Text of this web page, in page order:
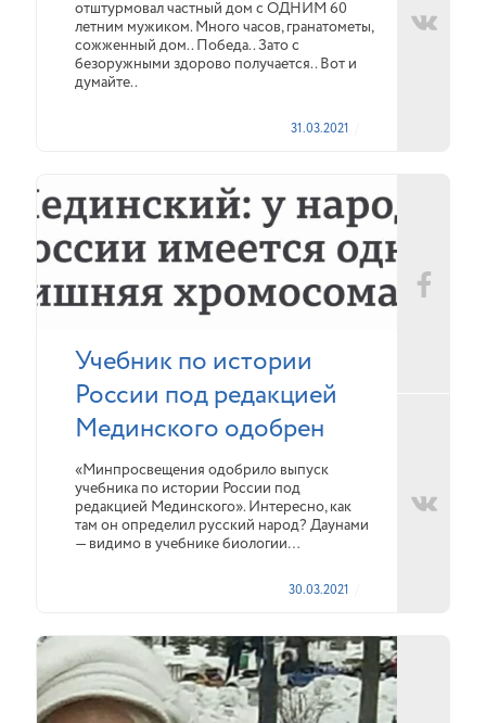
отштурмовал частный дом с ОДНИМ 60
летним мужиком. Много часов, гранатометы,
сожженный дом.. Победа.. Зато с
безоружными здорово получается.. Вот и
думайте..
31.03.2021
Учебник по истории
России под редакцией
Мединского одобрен
«Минпросвещения одобрило выпуск
учебника по истории России под
редакцией Мединского». Интересно, как
там он определил русский народ? Даунами
— видимо в учебнике биологии…
30.03.2021